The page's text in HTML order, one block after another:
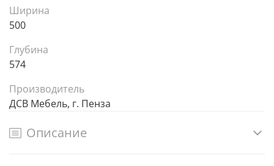
Ширина
500
Глубина
574
Производитель
ДСВ Мебель, г. Пенза
Описание